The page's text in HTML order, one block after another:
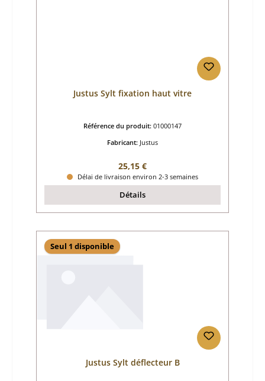
Justus Sylt fixation haut vitre
Référence du produit: 01000147
Fabricant: Justus
Prix régulier :
25,15 €
Délai de livraison environ 2-3 semaines
Détails
Seul 1 disponible
Justus Sylt déflecteur B